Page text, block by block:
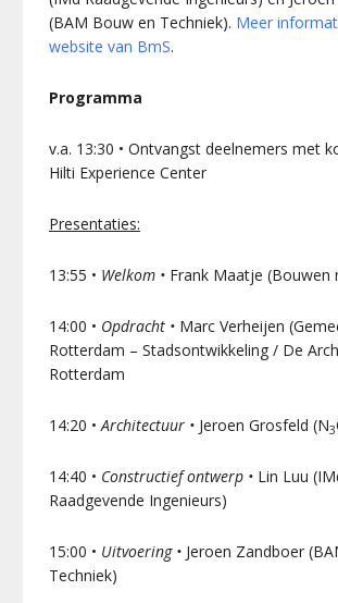
(BAM Bouw en Techniek). Meer
website van BmS.
Programma
v.a. 13:30 • Ontvangst deelnemers met
Hilti Experience Center
Presentaties:
13:55 • Welkom • Frank Maatje (Bouwen
14:00 • Opdracht • Marc Verheijen
Rotterdam – Stadsontwikkeling / De
Rotterdam
14:20 •Architectuur • Jeroen Grosfeld (N3
14:40 • Constructief ontwerp • Lin Luu
Raadgevende Ingenieurs)
15:00 • Uitvoering • Jeroen Zandboer
Techniek)